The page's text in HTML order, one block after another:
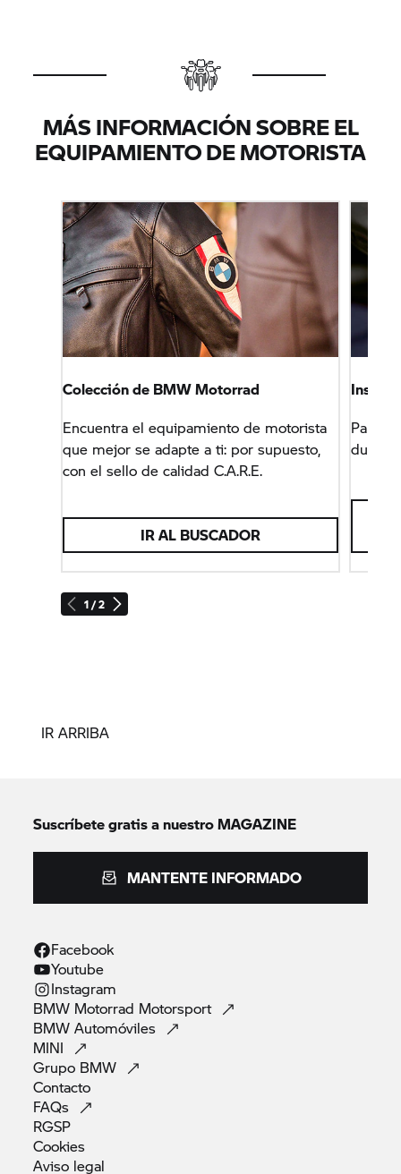
MÁS INFORMACIÓN SOBRE EL
EQUIPAMIENTO DE MOTORISTA
1 / 2
Colección de BMW Motorrad
Encuentra el equipamiento de motorista
que mejor se adapte a ti: por supuesto,
con el sello de calidad C.A.R.E.
IR AL BUSCADOR
Para
dure
IR ARRIBA
Suscríbete gratis a nuestro MAGAZINE
MANTENTE INFORMADO
Facebook
Youtube
Instagram
BMW Motorrad Motorsport
BMWAutomóviles
MINI
Grupo BMW
Contacto
FAQs
RGSP
Cookies
Aviso legal